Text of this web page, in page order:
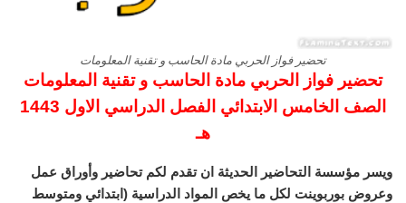
تحضير فواز الحربي مادة الحاسب و تقنية المعلومات
تحضير فواز الحربي مادة الحاسب و تقنية المعلومات
الصف الخامس الابتدائي الفصل الدراسي الاول 1443
هـ
ويسر مؤسسة التحاضير الحديثة ان تقدم لكم تحاضير وأوراق عمل
وعروض بوربوينت لكل ما يخص المواد الدراسية (ابتدائي ومتوسط